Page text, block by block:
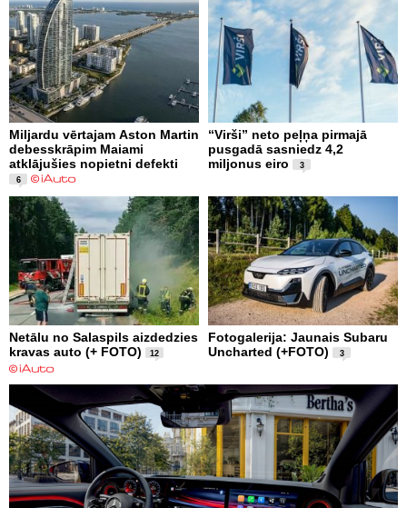
Miljardu vērtajam Aston Martin
debesskrāpim Maiami
atklājušies nopietni defekti
6
“Virši” neto peļņa pirmajā
pusgadā sasniedz 4,2
miljonus eiro
3
Netālu no Salaspils aizdedzies
kravas auto (+ FOTO)
12
Fotogalerija: Jaunais Subaru
Uncharted (+FOTO)
3